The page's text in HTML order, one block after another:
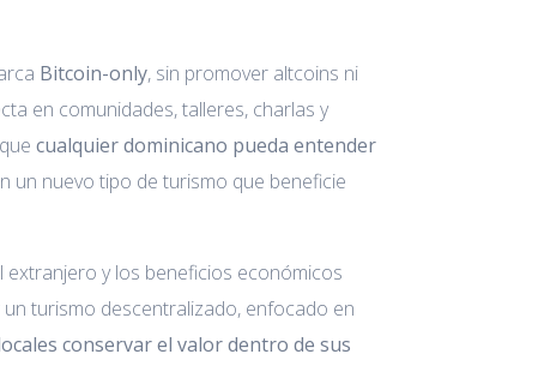
Bitcoin-only, sin promover altcoins ni
en comunidades, talleres, charlas y
cualquier dominicano pueda entender
un nuevo tipo de turismo que beneficie
extranjero y los beneficios económicos
turismo descentralizado, enfocado en
conservar el valor dentro de sus